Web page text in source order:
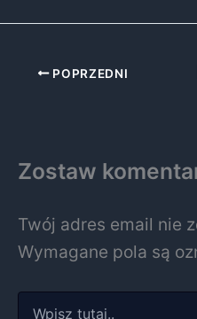
POPRZEDNI
Zostaw
Twój adres email nie
Wymagane pola są